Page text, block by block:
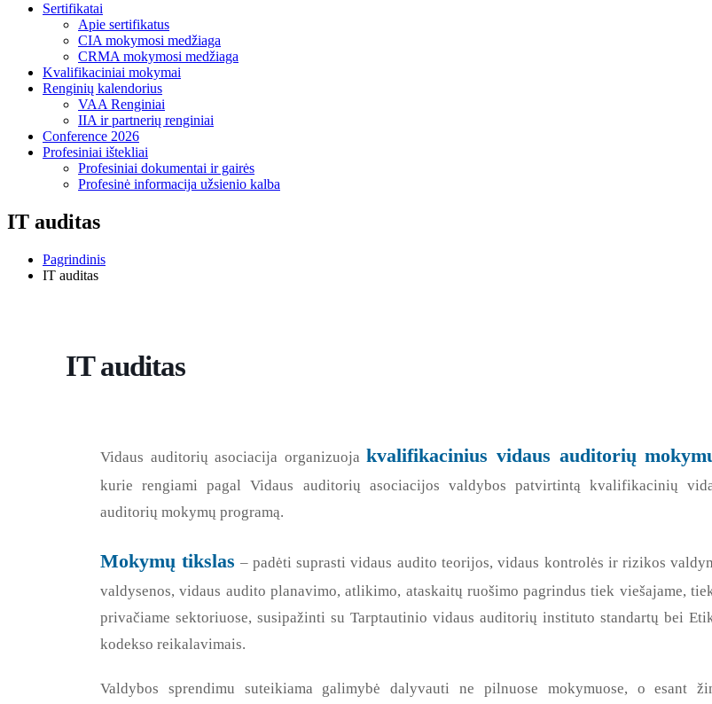
Sertifikatai
Apie sertifikatus
CIA mokymosi medžiaga
CRMA mokymosi medžiaga
Kvalifikaciniai mokymai
Renginių kalendorius
VAA Renginiai
IIA ir partnerių renginiai
Conference 2026
Profesiniai ištekliai
Profesiniai dokumentai ir gairės
Profesinė informacija užsienio kalba
IT auditas
Pagrindinis
IT auditas
IT auditas
Vidaus auditorių asociacija organizuojakvalifikacinius vidaus auditorių
kurie rengiami pagal Vidaus auditorių asociacijos valdybos patvirtintą kvalifikacinių
auditorių mokymų programą.
Mokymų tikslas – padėti suprasti vidaus audito teorijos, vidaus kontrolės ir rizikos
valdysenos, vidaus audito planavimo, atlikimo, ataskaitų ruošimo pagrindus tiek viešajame,
privačiame sektoriuose, susipažinti su Tarptautinio vidaus auditorių instituto standartų bei
kodekso reikalavimais.
Valdybos sprendimu suteikiama galimybė dalyvauti ne pilnuose mokymuose, o esant